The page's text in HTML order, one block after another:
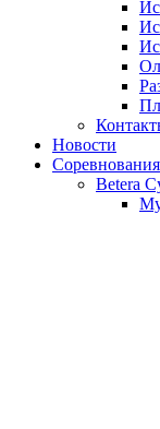
Новости
Соревнования
Betera